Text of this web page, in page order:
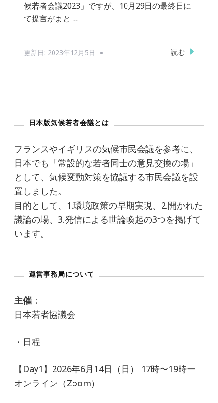
候若者会議2023」ですが、10月29日の最終日に
て提言がまと …
更新日: 2023年12月5日 読む
日本版気候若者会議とは
フランスやイギリスの気候市民会議を参考に、
日本でも「常設的な若者同士の意見交換の場」
として、気候変動対策を協議する市民会議を設
置しました。
目的として、1.環境政策の早期実現、2.開かれた
議論の場、3.発信による世論喚起の3つを掲げて
います。
運営事務局について
主催：
日本若者協議会
・日程
【Day1】2026年6月14日（日） 17時〜19時ー
オンライン（Zoom）